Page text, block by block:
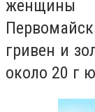
гривен и
около 20 г